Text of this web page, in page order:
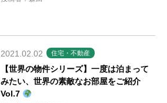
2021.02.02 住宅・不動産
【世界の物件シリーズ】一度は泊まって
みたい、世界の素敵なお部屋をご紹介
Vol.7